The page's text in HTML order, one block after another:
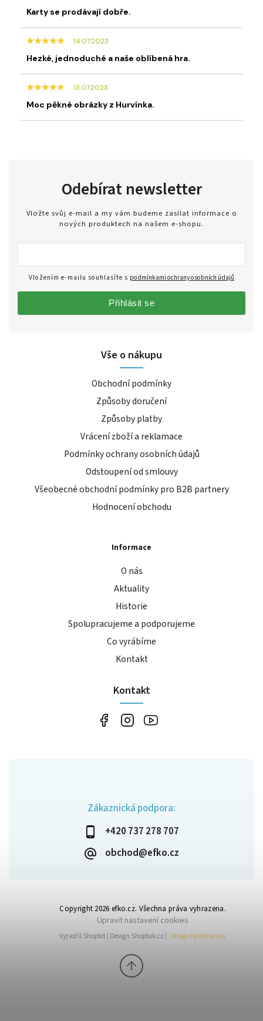
Karty se prodávají dobře.
14.07.2023
Hezké, jednoduché a naše oblíbená hra.
13.07.2023
Moc pěkné obrázky z Hurvínka.
Zákaznická podpora:
+420 737 278 707
obchod@efko.cz
Vše o nákupu
Obchodní podmínky
Způsoby doručení
Způsoby platby
Vrácení zboží a reklamace
Podmínky ochrany osobních údajů
Odstoupení od smlouvy
Všeobecné obchodní podmínky pro B2B partnery
Hodnocení obchodu
Informace
O nás
Aktuality
Historie
Spolupracujeme a podporujeme
Co vyrábíme
Kontakt
Odebírat newsletter
Vložte svůj e-mail a my vám budeme zasílat informace o
nových produktech na našem e-shopu.
Vložením e-mailu souhlasíte s podmínkami ochrany osobních údajů
Přihlásit se
Kontakt
Copyright 2026 efko.cz. Všechna práva vyhrazena.
Upravit nastavení cookies
Vytvořil Shoptet| Design Shoptak.cz | Design by Almao.eu